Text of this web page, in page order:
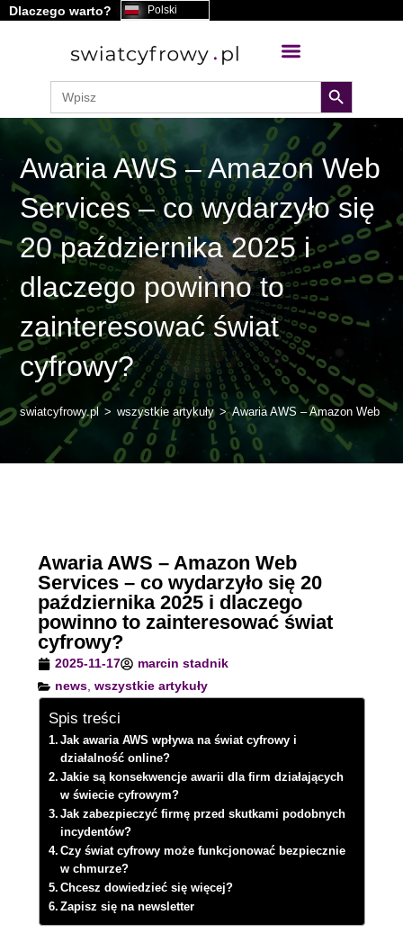
treści
Dlaczego warto? Polski
Search
for:
search button
Awaria AWS – Amazon Web
Services – co wydarzyło się
20 października 2025 i
dlaczego powinno to
zainteresować świat
cyfrowy?
swiatcyfrowy.pl > wszystkie artykuły > Awaria AWS – Amazon Web
Awaria AWS – Amazon Web
Services – co wydarzyło się 20
października 2025 i dlaczego
powinno to zainteresować świat
cyfrowy?
2025-11-17
marcin stadnik
news ,wszystkie artykuły
Spis treści
Jak awaria AWS wpływa na świat cyfrowy i
działalność online?
Jakie są konsekwencje awarii dla firm działających
w świecie cyfrowym?
Jak zabezpieczyć firmę przed skutkami podobnych
incydentów?
Czy świat cyfrowy może funkcjonować bezpiecznie
w chmurze?
Chcesz dowiedzieć się więcej?
Zapisz się na newsletter